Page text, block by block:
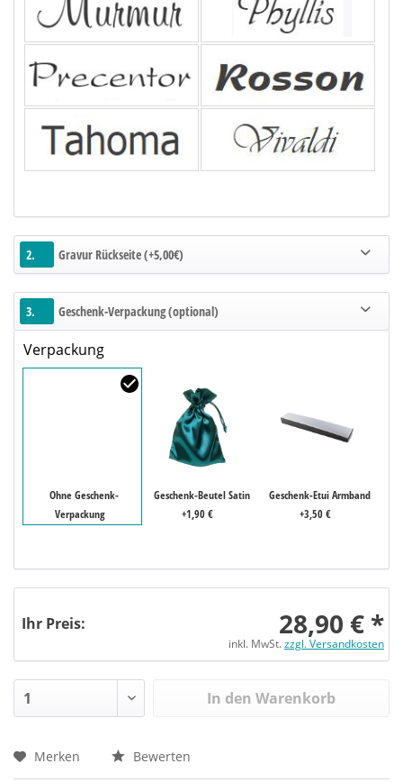
2. Gravur Rückseite (+5,00€)
3. Geschenk-Verpackung (optional)
Verpackung
Ohne Geschenk-
Verpackung
Geschenk-Beutel Satin
+1,90 €
Geschenk-Etui Armband
+3,50 €
Ihr Preis: 28,90 € *
inkl. MwSt.zzgl. Versandkosten
In den Warenkorb
Merken Bewerten